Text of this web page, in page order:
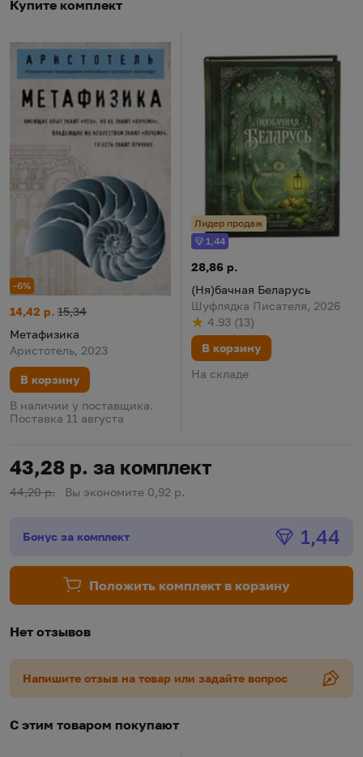
Купите комплект
-6%
Метафизика
Цена:
14,42 р.
Старая цена:
15,34
Метафизика
Аристотель, 2023
В корзину
В наличии у поставщика.
Поставка 11 августа
Лидер продаж
Бонус
1,44
(Ня)бачная Беларусь
Цена:
28,86 р.
(Ня)бачная Беларусь
Шуфлядка Писателя, 2026
Рейтинг
4.93
из 5 (
по результату
13
голосов
)
В корзину
На складе
43,28 р. за комплект
44,20 р. Вы экономите 0,92 р.
Бонус за комплект Бонус
1,44
Положить комплект в корзину
Нет отзывов
Напишите отзыв на товар или задайте вопрос
С этим товаром покупают